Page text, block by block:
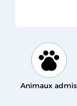
Animaux admis